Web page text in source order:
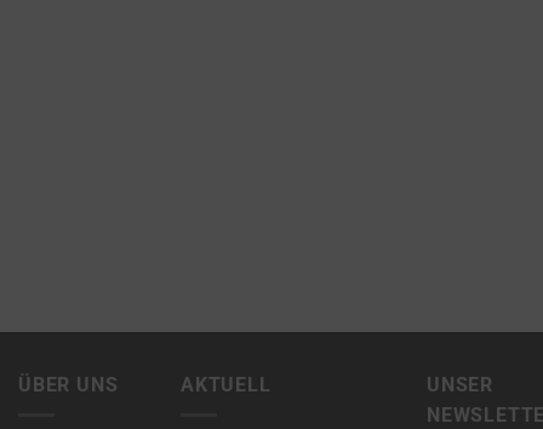
ÜBER UNS AKTUELL
UNSER
and
your